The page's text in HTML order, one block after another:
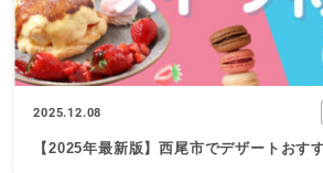
2025.12.08
【2025年最新版】西尾市でデザートおす